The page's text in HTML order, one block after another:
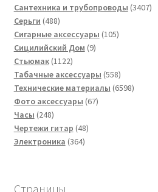
Сантехника и трубопроводы 3407
Серьги 488488
товаров
Сигарные аксессуары 105105
Сицилийский Дом 99
Стьюмак 11221122
товара
Табачные аксессуары 558558
товаров
Технические материалы 65986598
Фото аксессуары 6767
Часы 248248
товаров
Чертежи гитар 4848
Электроника 364364
Страницы